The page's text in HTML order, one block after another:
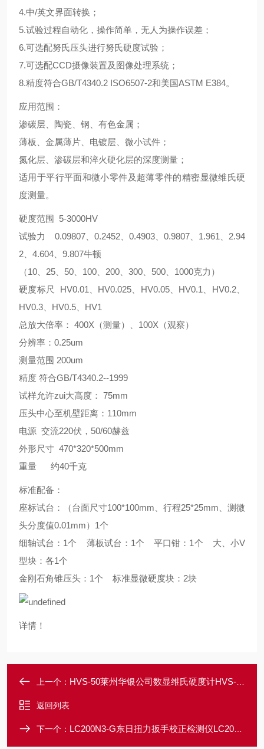
4.中/英文界面转换；
5.试验过程自动化，操作简单，无人为操作误差；
6.可选配努氏压头进行努氏硬度试验；
7.可选配CCD摄像装置及图像处理系统；
8.精度符合GB/T4340.2 ISO6507-2和美国ASTM E384。
应用范围：
渗碳层、陶瓷、钢、有色金属；
薄板、金属薄片、电镀层、微小试件；
氮化层、渗碳层和淬火硬化层的深度测量；
适用于平行平面和微小零件及超薄零件的精密显微维氏硬
度测量。
硬度范围 5-3000HV
试验力 0.09807、0.2452、0.4903、0.9807、1.961、2.94
2、4.604、9.807牛顿
（10、25、50、100、200、300、500、1000克力）
硬度标尺 HV0.01、HV0.025、HV0.05、HV0.1、HV0.2、
HV0.3、HV0.5、HV1
总放大倍率： 400X（测量）、100X（观察）
分辨率：0.25um
测量范围 200um
精度 符合GB/T4340.2--1999
试样允许zui大高度： 75mm
压头中心至机壁距离：110mm
电源 交流220伏，50/60赫兹
外形尺寸 470*320*500mm
重量 约40千克
标准配备：
座标试台：（台面尺寸100*100mm、行程25*25mm、测微
头分度值0.01mm）1个
细轴试台：1个 薄板试台：1个 平口钳：1个 大、小V
型块：各1个
金刚石角锥压头：1个 标准显微硬度块：2块
详情！
上一个： HVS-50莱州华银公司数显维氏硬度计HVS-50型 可测渗碳层
返回列表
下一个： LC200N3-G东日扭力扳手校正检测仪LC200N3-G